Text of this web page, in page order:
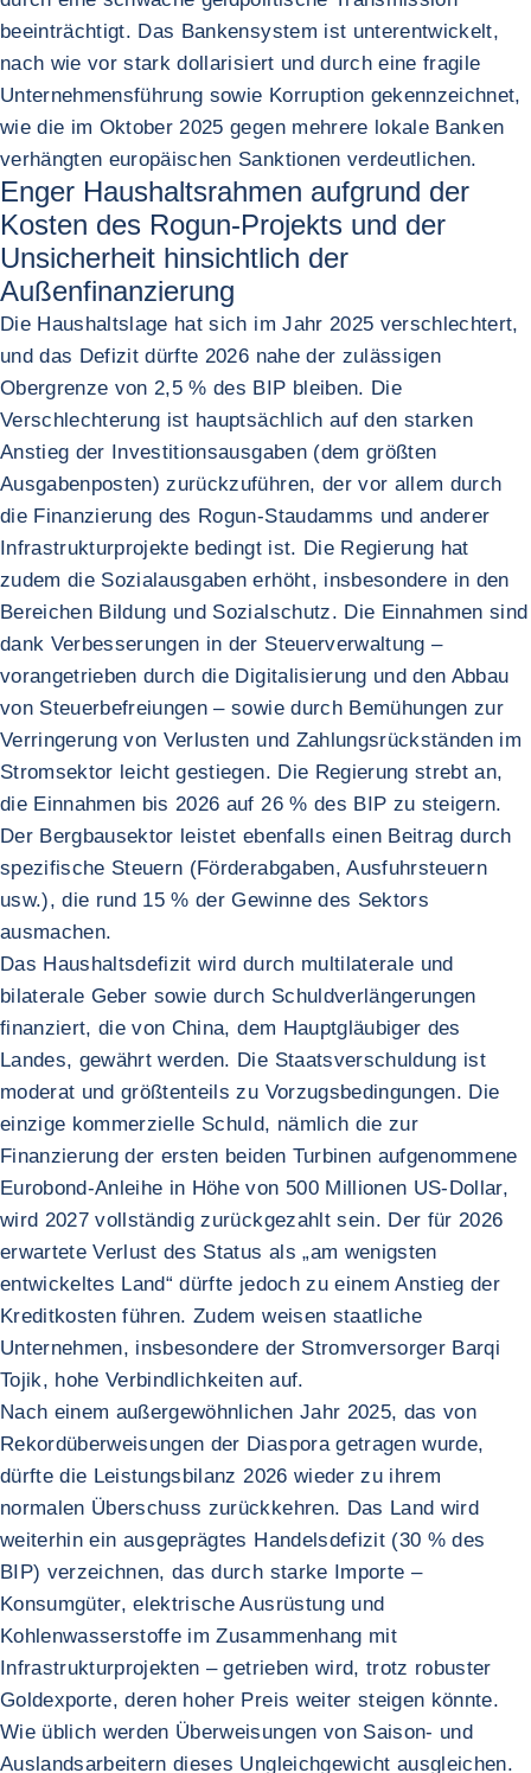
beeinträchtigt. Das Bankensystem ist unterentwickelt,
nach wie vor stark dollarisiert und durch eine fragile
Unternehmensführung sowie Korruption gekennzeichnet,
wie die im Oktober 2025 gegen mehrere lokale Banken
verhängten europäischen Sanktionen verdeutlichen.
Enger Haushaltsrahmen aufgrund der
Kosten des Rogun-Projekts und der
Unsicherheit hinsichtlich der
Außenfinanzierung
Die Haushaltslage hat sich im Jahr 2025 verschlechtert,
und das Defizit dürfte 2026 nahe der zulässigen
Obergrenze von 2,5 % des BIP bleiben. Die
Verschlechterung ist hauptsächlich auf den starken
Anstieg der Investitionsausgaben (dem größten
Ausgabenposten) zurückzuführen, der vor allem durch
die Finanzierung des Rogun-Staudamms und anderer
Infrastrukturprojekte bedingt ist. Die Regierung hat
zudem die Sozialausgaben erhöht, insbesondere in den
Bereichen Bildung und Sozialschutz. Die Einnahmen sind
dank Verbesserungen in der Steuerverwaltung –
vorangetrieben durch die Digitalisierung und den Abbau
von Steuerbefreiungen – sowie durch Bemühungen zur
Verringerung von Verlusten und Zahlungsrückständen im
Stromsektor leicht gestiegen. Die Regierung strebt an,
die Einnahmen bis 2026 auf 26 % des BIP zu steigern.
Der Bergbausektor leistet ebenfalls einen Beitrag durch
spezifische Steuern (Förderabgaben, Ausfuhrsteuern
usw.), die rund 15 % der Gewinne des Sektors
ausmachen.
Das Haushaltsdefizit wird durch multilaterale und
bilaterale Geber sowie durch Schuldverlängerungen
finanziert, die von China, dem Hauptgläubiger des
Landes, gewährt werden. Die Staatsverschuldung ist
moderat und größtenteils zu Vorzugsbedingungen. Die
einzige kommerzielle Schuld, nämlich die zur
Finanzierung der ersten beiden Turbinen aufgenommene
Eurobond-Anleihe in Höhe von 500 Millionen US-Dollar,
wird 2027 vollständig zurückgezahlt sein. Der für 2026
erwartete Verlust des Status als „am wenigsten
entwickeltes Land“ dürfte jedoch zu einem Anstieg der
Kreditkosten führen. Zudem weisen staatliche
Unternehmen, insbesondere der Stromversorger Barqi
Tojik, hohe Verbindlichkeiten auf.
Nach einem außergewöhnlichen Jahr 2025, das von
Rekordüberweisungen der Diaspora getragen wurde,
dürfte die Leistungsbilanz 2026 wieder zu ihrem
normalen Überschuss zurückkehren. Das Land wird
weiterhin ein ausgeprägtes Handelsdefizit (30 % des
BIP) verzeichnen, das durch starke Importe –
Konsumgüter, elektrische Ausrüstung und
Kohlenwasserstoffe im Zusammenhang mit
Infrastrukturprojekten – getrieben wird, trotz robuster
Goldexporte, deren hoher Preis weiter steigen könnte.
Wie üblich werden Überweisungen von Saison- und
Auslandsarbeitern dieses Ungleichgewicht ausgleichen.